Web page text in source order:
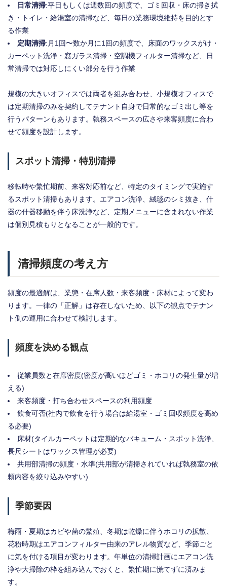
日常清掃:平日もしくは週数回の頻度で、ゴミ回収・床の掃き拭
き・トイレ・給湯室の清掃など、毎日の業務環境維持を目的とす
る作業
定期清掃:月1回〜数か月に1回の頻度で、床面のワックスがけ・
カーペット洗浄・窓ガラス清掃・空調機フィルター清掃など、日
常清掃では対応しにくい部分を行う作業
規模の大きいオフィスでは両者を組み合わせ、小規模オフィスで
は定期清掃のみを契約してテナント自身で日常的なゴミ出し等を
行うパターンもあります。執務スペースの広さや来客頻度に合わ
せて頻度を設計します。
スポット清掃・特別清掃
移転時や繁忙期前、来客対応前など、特定のタイミングで実施す
るスポット清掃もあります。エアコン洗浄、絨毯のシミ抜き、什
器の什器移動を伴う床洗浄など、定期メニューに含まれない作業
は個別見積もりとなることが一般的です。
清掃頻度の考え方
頻度の最適解は、業態・在席人数・来客頻度・床材によって変わ
ります。一律の「正解」は存在しないため、以下の観点でテナン
ト側の運用に合わせて検討します。
頻度を決める観点
従業員数と在席密度(密度が高いほどゴミ・ホコリの発生量が増
える)
来客頻度・打ち合わせスペースの利用頻度
飲食可否(社内で飲食を行う場合は給湯室・ゴミ回収頻度を高め
る必要)
床材(タイルカーペットは定期的なバキューム・スポット洗浄、
長尺シートはワックス管理が必要)
共用部清掃の頻度・水準(共用部が清掃されていれば執務室の依
頼内容を絞り込みやすい)
季節要因
梅雨・夏期はカビや菌の繁殖、冬期は乾燥に伴うホコリの拡散、
花粉時期はエアコンフィルター由来のアレル物質など、季節ごと
に気を付ける項目が変わります。年単位の清掃計画にエアコン洗
浄や大掃除の枠を組み込んでおくと、繁忙期に慌てずに済みま
す。